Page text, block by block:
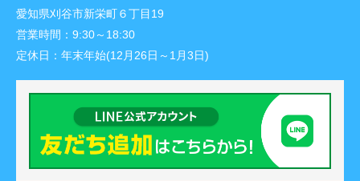
愛知県刈谷市新栄町６丁目19
営業時間： 9:30～18:30
定休日： 年末年始(12月26日～1月3日)